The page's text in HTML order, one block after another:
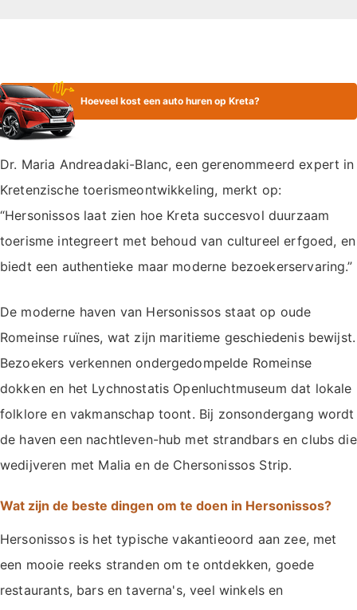
Hoeveel kost een auto huren op Kreta?
Dr. Maria Andreadaki-Blanc, een gerenommeerd expert in
Kretenzische toerismeontwikkeling, merkt op:
“Hersonissos laat zien hoe Kreta succesvol duurzaam
toerisme integreert met behoud van cultureel erfgoed, en
biedt een authentieke maar moderne bezoekerservaring.”
De moderne haven van Hersonissos staat op oude
Romeinse ruïnes, wat zijn maritieme geschiedenis bewijst.
Bezoekers verkennen ondergedompelde Romeinse
dokken en het Lychnostatis Openluchtmuseum dat lokale
folklore en vakmanschap toont. Bij zonsondergang wordt
de haven een nachtleven-hub met strandbars en clubs die
wedijveren met Malia en de Chersonissos Strip.
Wat zijn de beste dingen om te doen in Hersonissos?
Hersonissos is het typische vakantieoord aan zee, met
een mooie reeks stranden om te ontdekken, goede
restaurants, bars en taverna's, veel winkels en